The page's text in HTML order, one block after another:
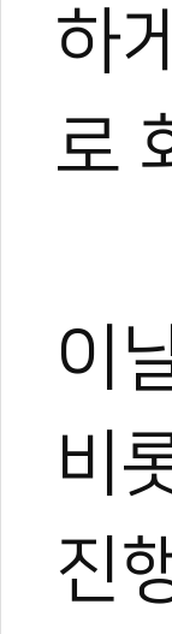
하
로
이
비
진